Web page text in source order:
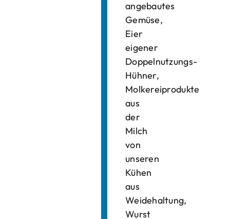
angebautes
Gemüse,
Eier
eigener
Doppelnutzungs-
Hühner,
Molkereiprodukte
aus
der
Milch
von
unseren
Kühen
aus
Weidehaltung,
Wurst